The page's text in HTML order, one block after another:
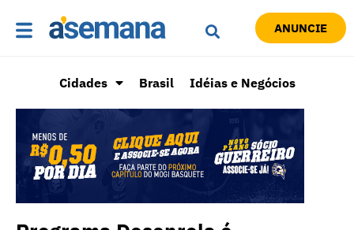
ANUNCIE
Cidades Brasil Idéias e Negócios